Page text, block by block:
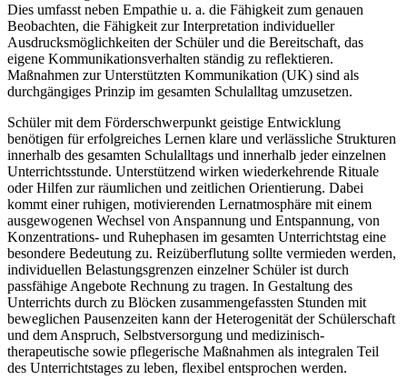
Dies umfasst neben Empathie u. a. die Fähigkeit zum genauen
Beobachten, die Fähigkeit zur Interpretation individueller
Ausdrucksmöglichkeiten der Schüler und die Bereitschaft, das
eigene Kommunikationsverhalten ständig zu reflektieren.
Maßnahmen zur Unterstützten Kommunikation (UK) sind als
durchgängiges Prinzip im gesamten Schulalltag umzusetzen.
Schüler mit dem Förderschwerpunkt geistige Entwicklung
benötigen für erfolgreiches Lernen klare und verlässliche Strukturen
innerhalb des gesamten Schulalltags und innerhalb jeder einzelnen
Unterrichtsstunde. Unterstützend wirken wiederkehrende Rituale
oder Hilfen zur räumlichen und zeitlichen Orientierung. Dabei
kommt einer ruhigen, motivierenden Lernatmosphäre mit einem
ausgewogenen Wechsel von Anspannung und Entspannung, von
Konzentrations- und Ruhephasen im gesamten Unterrichtstag eine
besondere Bedeutung zu. Reizüberflutung sollte vermieden werden,
individuellen Belastungsgrenzen einzelner Schüler ist durch
passfähige Angebote Rechnung zu tragen. In Gestaltung des
Unterrichts durch zu Blöcken zusammengefassten Stunden mit
beweglichen Pausenzeiten kann der Heterogenität der Schülerschaft
und dem Anspruch, Selbstversorgung und medizinisch-
therapeutische sowie pflegerische Maßnahmen als integralen Teil
des Unterrichtstages zu leben, flexibel entsprochen werden.